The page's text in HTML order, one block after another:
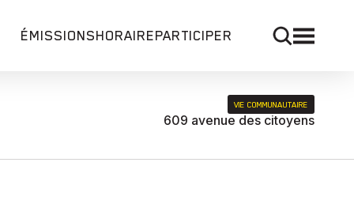
ÉMISSIONSHORAIREPARTICIPER
VIE COMMUNAUTAIRE
609 avenue des citoyens